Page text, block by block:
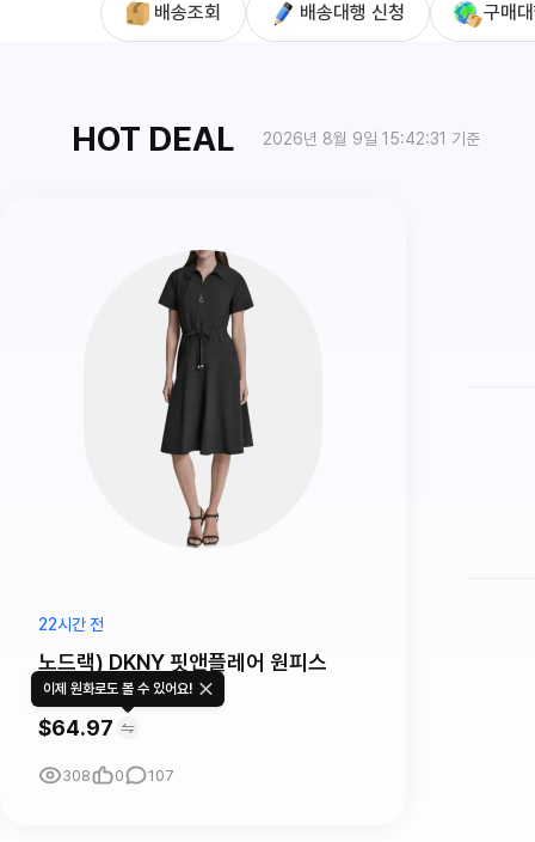
배송조회 배송대행 신청 구매
HOT DEAL 2026년 8월 9일 15:42:31 기준
22시간 전
노드랙) DKNY 핏앤플레어 원피스
$64.97
$64.97
이제 원화로도 볼 수 있어요!
308 0 107